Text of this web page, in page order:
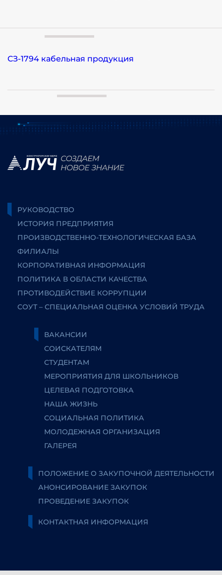
СЗ-1794 кабельная продукция
РУКОВОДСТВО
ИСТОРИЯ ПРЕДПРИЯТИЯ
ПРОИЗВОДСТВЕННО-ТЕХНОЛОГИЧЕСКАЯ БАЗА
ФИЛИАЛЫ
КОРПОРАТИВНАЯ ИНФОРМАЦИЯ
ПОЛИТИКА В ОБЛАСТИ КАЧЕСТВА
ПРОТИВОДЕЙСТВИЕ КОРРУПЦИИ
СОУТ – СПЕЦИАЛЬНАЯ ОЦЕНКА УСЛОВИЙ ТРУДА
ВАКАНСИИ
СОИСКАТЕЛЯМ
СТУДЕНТАМ
МЕРОПРИЯТИЯ ДЛЯ ШКОЛЬНИКОВ
ЦЕЛЕВАЯ ПОДГОТОВКА
НАША ЖИЗНЬ
СОЦИАЛЬНАЯ ПОЛИТИКА
МОЛОДЕЖНАЯ ОРГАНИЗАЦИЯ
ГАЛЕРЕЯ
ПОЛОЖЕНИЕ О ЗАКУПОЧНОЙ ДЕЯТЕЛЬНОСТИ
АНОНСИРОВАНИЕ ЗАКУПОК
ПРОВЕДЕНИЕ ЗАКУПОК
КОНТАКТНАЯ ИНФОРМАЦИЯ